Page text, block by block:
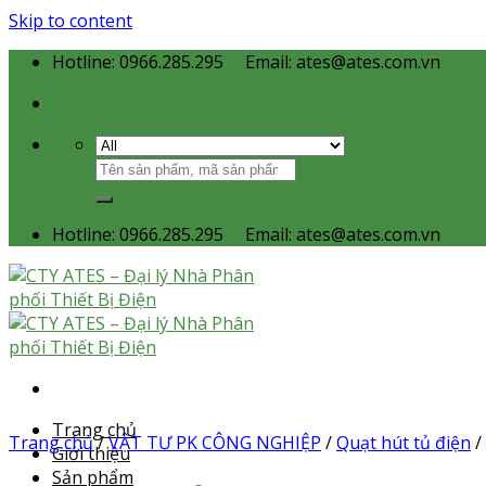
Skip to content
Hotline: 0966.285.295
Email: ates@ates.com.vn
Hotline: 0966.285.295 Email: ates@ates.com.vn
Trang chủ
Giới thiệu
Sản phẩm
Trang chủ/VẬT TƯ PK CÔNG NGHIỆP /Quạt hút tủ điện /